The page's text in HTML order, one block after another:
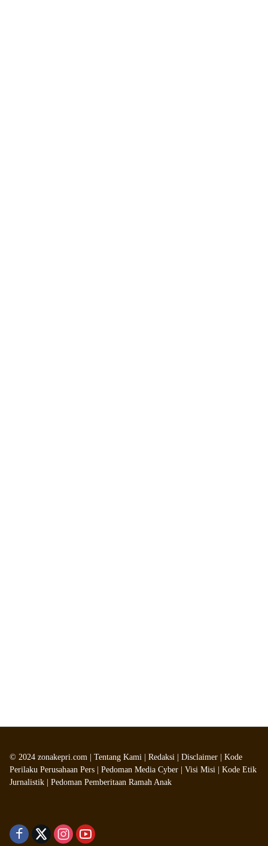
© 2024 zonakepri.com | Tentang Kami Redaksi Disclaimer
Kode
Perilaku Perusahaan Pers
Pedoman Media Cyber Visi Misi
Kode Etik
Jurnalistik
Pedoman Pemberitaan Ramah Anak